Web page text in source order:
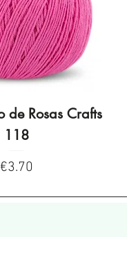
de Rosas Crafts
118
Price
€3.70